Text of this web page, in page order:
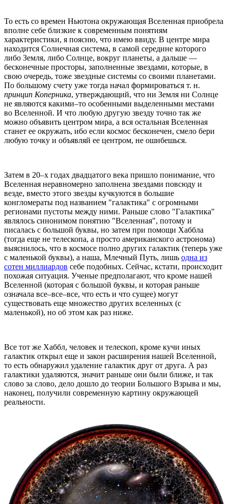
То есть со времен Ньютона окружающая Вселенная приобрела
вполне себе близкие к современным понятиям
характеристики, я поясню, что имею ввиду. В центре мира
находится Солнечная система, в самой середине которого
либо Земля, либо Солнце, вокруг планеты, а дальше —
бесконечные просторы, заполненные звездами, которые, в
свою очередь, тоже звездные системы со своими планетами.
По большому счету уже тогда начал формироваться т. н.
принцип Коперника, утверждающий, что ни Земля ни Солнце
не являются какими–то особенными выделенными местами
во Вселенной. И что любую другую звезду точно так же
можно объявить центром мира, а вся остальная Вселенная
станет ее окружать, ибо если космос бесконечен, смело бери
любую точку и объявляй ее центром, не ошибешься.
Затем в 20–х годах двадцатого века пришло понимание, что
Вселенная неравномерно заполнена звездами повсюду и
везде, вместо этого звезды кучкуются в большие
конгломераты под названием "галактика" с огромными
регионами пустоты между ними. Раньше слово "Галактика"
являлось синонимом понятию "Вселенная", потому и
писалась с большой буквы, но затем при помощи Хаббла
(тогда еще не телескопа, а просто американского астронома)
выяснилось, что в космосе полно других галактик (теперь уже
с маленькой буквы), а наша, Млечный Путь, лишь одна из
сотен миллиардов себе подобных. Сейчас, кстати, происходит
похожая ситуация. Ученые предполагают, что кроме нашей
Вселенной (которая с большой буквы, и которая раньше
означала все–все–все, что есть и что сущее) могут
существовать еще множество других вселенных (с
маленькой), но об этом как раз ниже.
Все тот же Хаббл, человек и телескоп, кроме кучи иных
галактик открыл еще и закон расширения нашей Вселенной,
то есть обнаружил удаление галактик друг от друга. А раз
галактики удаляются, значит раньше они были ближе, и так
слово за слово, дело дошло до теории Большого Взрыва и мы,
наконец, получили современную картину окружающей
реальности.